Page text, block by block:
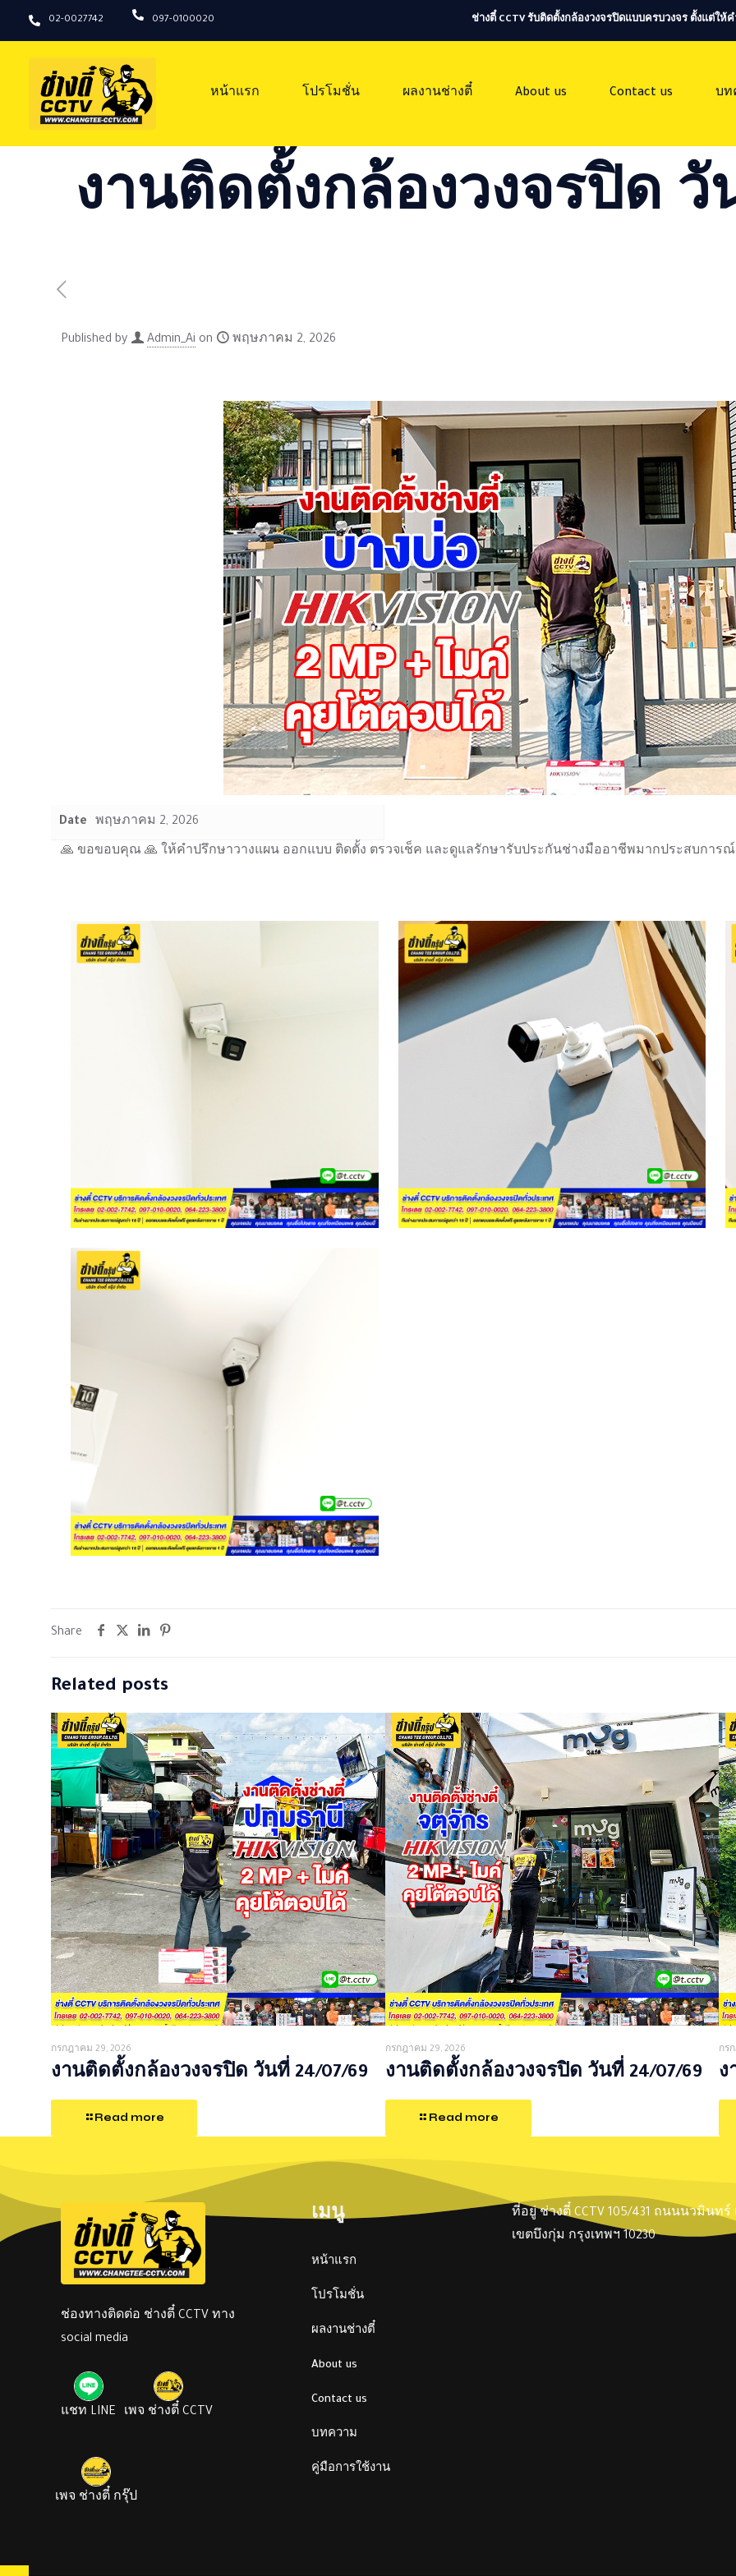
02-0027742 097-0100020 ช่างตี๋ CCTV รับติดตั้งกล้องวงจรปิดแบบครบวงจร ตั้งแต่
หน้าแรก โปรโมชั่น ผลงานช่างตี๋ About us Contact us บท
งานติดตั้งกล้องวงจรปิด วั
Published by Admin_Ai on พฤษภาคม 2, 2026
Date พฤษภาคม 2, 2026
🙏 ขอขอบคุณ 🙏 ให้คำปรึกษาวางแผน ออกแบบ ติดตั้ง ตรวจเช็ค และดูแลรักษารับประกันช่างมืออาชีพมากประสบการณ์
Share
Related posts
กรกฎาคม 29, 2026
งานติดตั้งกล้องวงจรปิด วันที่ 24/07/69
Read more
กรกฎาคม 29, 2026
งานติดตั้งกล้องวงจรปิด วันที่ 24/07/69
Read more
กร
ง
ช่องทางติดต่อ ช่างตี๋ CCTV ทาง
social media
แชท LINE เพจ ช่างตี๋ CCTV
เพจ ช่างตี๋ กรุ๊ป
เมนู
หน้าแรก
โปรโมชั่น
ผลงานช่างตี๋
About us
Contact us
บทความ
คู่มือการใช้งาน
ที่อยู่ ช่างตี๋ CCTV 105/431 ถนนนวมินท
เขตบึงกุ่ม กรุงเทพฯ 10230